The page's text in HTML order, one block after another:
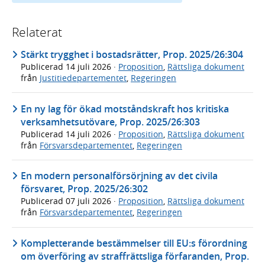
Relaterat
Stärkt trygghet i bostadsrätter, Prop. 2025/26:304
Publicerad 14 juli 2026 · Proposition, Rättsliga dokument
från Justitiedepartementet, Regeringen
En ny lag för ökad motståndskraft hos kritiska
verksamhetsutövare, Prop. 2025/26:303
Publicerad 14 juli 2026 · Proposition Rättsliga dokument
från Försvarsdepartementet Regeringen
En modern personalförsörjning av det civila
försvaret, Prop. 2025/26:302
Publicerad 07 juli 2026 · Proposition, Rättsliga dokument
från Försvarsdepartementet, Regeringen
Kompletterande bestämmelser till EU:s förordning
om överföring av straffrättsliga förfaranden, Prop.